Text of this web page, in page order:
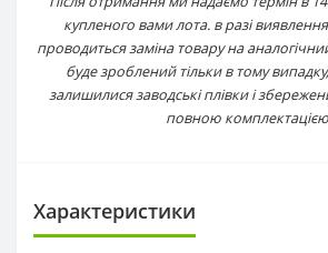
купленого вами лота. в разі
проводиться заміна товару на
буде зроблений тільки в тому
залишилися заводські плівки і
повною
Характеристики